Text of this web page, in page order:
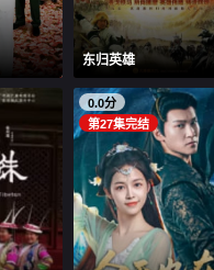
东归英雄
0.0分
第27集完结